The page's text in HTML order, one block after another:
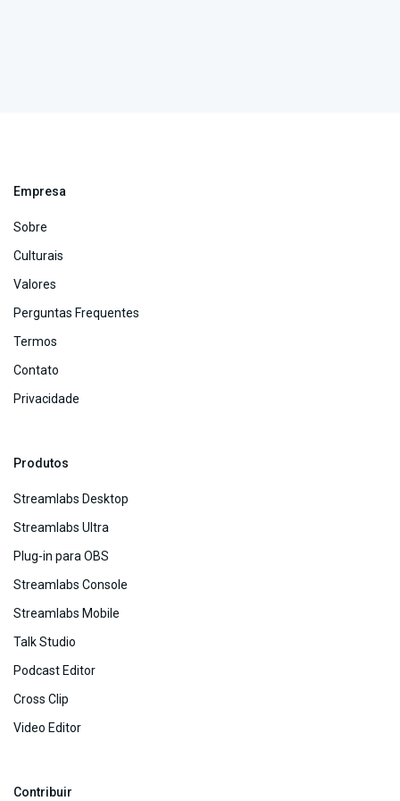
Empresa
Sobre
Culturais
Valores
Perguntas Frequentes
Termos
Contato
Privacidade
Produtos
Streamlabs Desktop
Streamlabs Ultra
Plug-in para OBS
Streamlabs Console
Streamlabs Mobile
Talk Studio
Podcast Editor
Cross Clip
Video Editor
Contribuir